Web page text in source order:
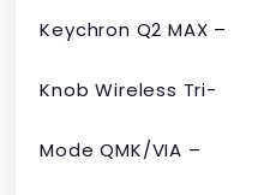
Keychron Q2 MAX –
Knob Wireless Tri-
Mode QMK/VIA –